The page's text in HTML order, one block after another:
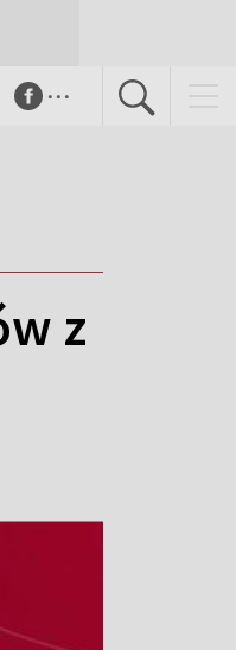
...
z